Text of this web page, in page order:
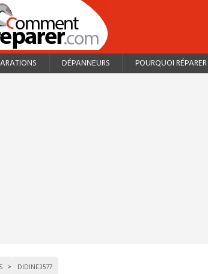
DÉPANNEURS POURQUOI RÉPARER
DIDINE3577